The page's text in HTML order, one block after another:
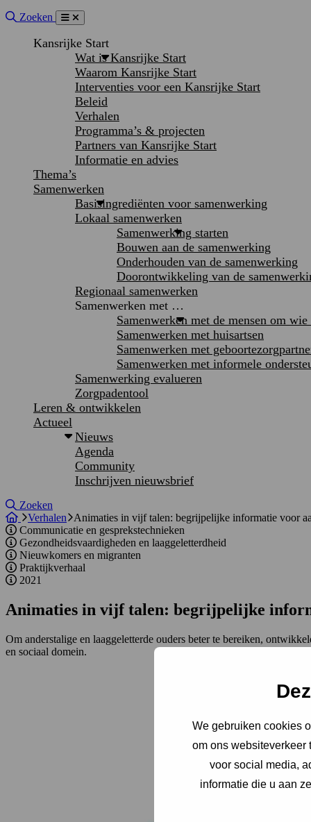
We gebruiken cookies
om ons websiteverkeer
voor social media,
informatie die u aan
Site doorzoeken
Zoeken
Menu
Sluiten
Kansrijke Start
Wat is Kansrijke Start
Waarom Kansrijke Start
Interventies voor een Kansrijke Start
Beleid
Verhalen
Programma’s & projecten
Partners van Kansrijke Start
Informatie en advies
Thema’s
Samenwerken
Basisingrediënten voor samenwerking
Lokaal samenwerken
Samenwerking starten
Bouwen aan de samenwerking
Onderhouden van de samenwerking
Doorontwikkeling van de
Regionaal samenwerken
Samenwerken met …
Samenwerken met de mensen om wie
Samenwerken met huisartsen
Samenwerken met
Samenwerken met informele
Samenwerking evalueren
Zorgpadentool
Leren & ontwikkelen
Actueel
Nieuws
Agenda
Community
Inschrijven nieuwsbrief
Site doorzoeken
Zoeken
Verhalen
Animaties in vijf talen: begrijpelijke informatie voor
Communicatie en gesprekstechnieken
Gezondheidsvaardigheden en laaggeletterdheid
Nieuwkomers en migranten
Praktijkverhaal
2021
Animaties in vijf talen: begrijpelijke
Om anderstalige en laaggeletterde ouders beter te bereiken,
en sociaal domein.